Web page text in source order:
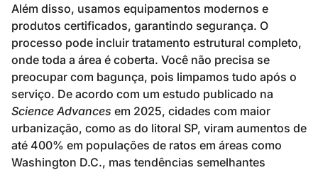
Além disso, usamos equipamentos modernos e
produtos certificados, garantindo segurança. O
processo pode incluir tratamento estrutural completo,
onde toda a área é coberta. Você não precisa se
preocupar com bagunça, pois limpamos tudo após o
serviço. De acordo com um estudo publicado na
Science Advances em 2025, cidades com maior
urbanização, como as do litoral SP, viram aumentos de
até 400% em populações de ratos em áreas como
Washington D.C., mas tendências semelhantes